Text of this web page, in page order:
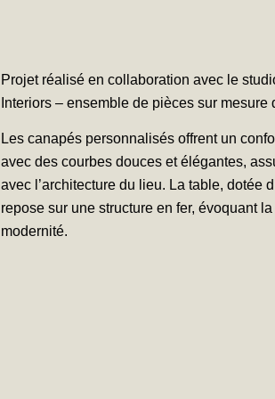
Projet réalisé en collaboration avec le
Interiors – ensemble de pièces sur mesure
Les canapés personnalisés offrent un
avec des courbes douces et élégantes,
avec l’architecture du lieu. La table, dotée
repose sur une structure en fer, évoquant
modernité.